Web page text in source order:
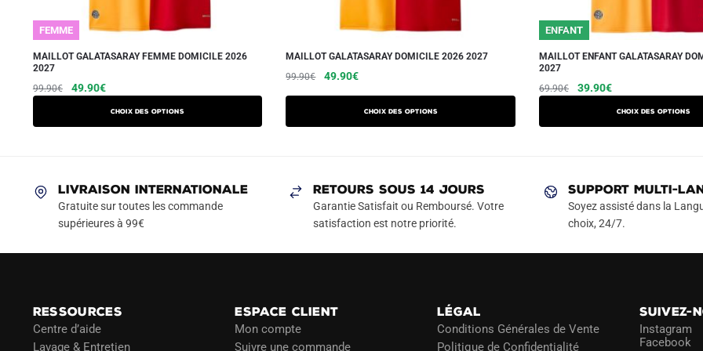
FEMME
MAILLOT GALATASARAY FEMME DOMICILE 2026
2027
99.90€
Le
49.90€Le
Choix des options
Ce
produit
a
Les
options
peuvent
page
du
MAILLOT GALATASARAY DOMICILE 2026 2027
99.90€
Le
était :
49.90€Le
actuel
est :
Choix des options
Ce
produit
a
options
peuvent
être
choisies
25/26
ENFANT
MAILLOT ENFANT GALATASARAY
2027
69.90€
Le
39.90€Le
Choix des options
Ce
produit
a
Les
options
peuvent
LIVRAISON INTERNATIONALE
Gratuite sur toutes les commande
supérieures à 99€
RETOURS SOUS 14 JOURS
Garantie Satisfait ou Remboursé. Votre
satisfaction est notre priorité.
SUPPORT MULTI-
Soyez assisté dans la
choix, 24/7.
RESSOURCES
Centre d’aide
Lavage & Entretien
ESPACE CLIENT
Mon compte
Suivre une commande
LÉGAL
Conditions Générales de Vente
Politique de Confidentialité
SUIVEZ-
Instagram
Facebook